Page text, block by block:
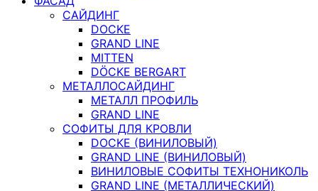
САЙДИНГ
DOCKE
GRAND LINE
MITTEN
DÖCKE BERGART
МЕТАЛЛОСАЙДИНГ
МЕТАЛЛ ПРОФИЛЬ
GRAND LINE
СОФИТЫ ДЛЯ КРОВЛИ
DOCKE (ВИНИЛОВЫЙ)
GRAND LINE (ВИНИЛОВЫЙ)
ВИНИЛОВЫЕ СОФИТЫ ТЕХНОНИКОЛЬ
GRAND LINE (МЕТАЛЛИЧЕСКИЙ)